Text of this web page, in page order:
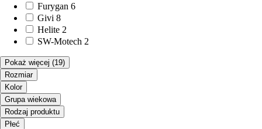
Furygan 6
Givi 8
Helite 2
SW-Motech 2
Pokaż więcej (19)
Rozmiar
Kolor
Grupa wiekowa
Rodzaj produktu
Płeć